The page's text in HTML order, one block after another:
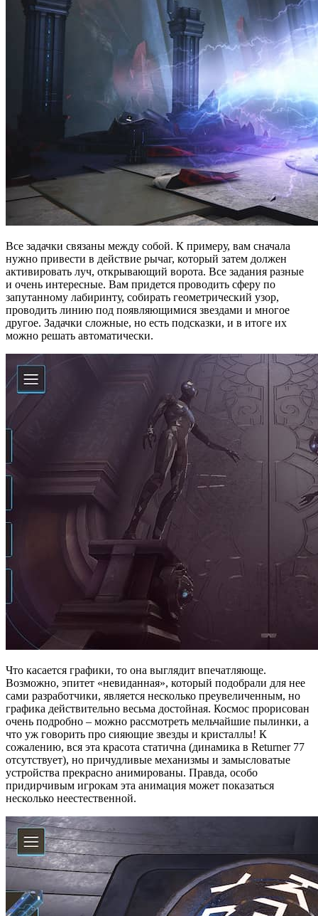
Все задачки связаны между собой. К примеру, вам сначала
нужно привести в действие рычаг, который затем должен
активировать луч, открывающий ворота. Все задания разные
и очень интересные. Вам придется проводить сферу по
запутанному лабиринту, собирать геометрический узор,
проводить линию под появляющимися звездами и многое
другое. Задачки сложные, но есть подсказки, и в итоге их
можно решать автоматически.
Что касается графики, то она выглядит впечатляюще.
Возможно, эпитет «невиданная», который подобрали для нее
сами разработчики, является несколько преувеличенным, но
графика действительно весьма достойная. Космос прорисован
очень подробно – можно рассмотреть мельчайшие пылинки, а
что уж говорить про сияющие звезды и кристаллы! К
сожалению, вся эта красота статична (динамика в Returner 77
отсутствует), но причудливые механизмы и замысловатые
устройства прекрасно анимированы. Правда, особо
придирчивым игрокам эта анимация может показаться
несколько неестественной.